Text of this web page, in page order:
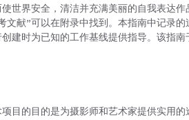
世界安全，清洁并充满美丽的自我表达
文献”可以在附录中找到。本指南中记录
建时为已知的工作基线提供指导。该指南
目的目的是为摄影师和艺术家提供实用